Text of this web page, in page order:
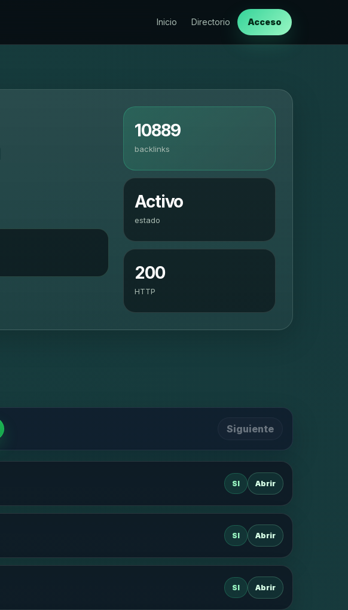
Inicio Directorio Acceso
10889
backlinks
Activo
estado
200
HTTP
Siguiente
SI Abrir
SI Abrir
SI Abrir